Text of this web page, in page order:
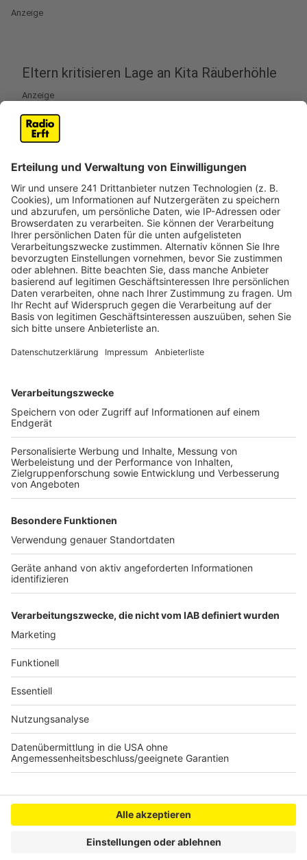
Anzeige
Eltern kritisieren Lage an Kita Räuberhöhle
Anzeige
In Pulheim haben Eltern von Kita-Kindern am Dienstag
(14.04.) vor dem Rathaus demonstriert. Sie
protestieren nach eigenen Angaben gegen die
personelle Situation an der Kita Räuberhöhle im
Stadtteil Stommeln.
Nach Angaben der Eltern gibt es dort seit mehr als
einem Jahr eingeschränkte Öffnungszeiten. Außerdem
komme es immer wieder vor, dass die Kita nur eine
Notbetreuung anbieten kann oder Kinder ganz zu
Hause bleiben müssen.
Die Stadt Pulheim bestätigt personelle Engpässe in
der Kita Räuberhöhle. Nach eigenen Angaben bemüht
aufnehmen. Außerdem ist laut Stadt aktuell eine
Fachkraft aus dem städtischen Springerpool in der
Kita im Einsatz.
Anzeige
Anzeige
Tödliche Messerattacke in Pulheim
Mehr Blitzer während der Speedweek
Tipps gegen Online-Banking-Betrug
Anzeige
Anzeige